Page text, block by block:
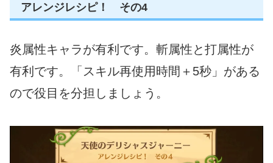
アレンジレシピ！ その4
炎属性キャラが有利です。斬属性と打属性が
有利です。「スキル再使用時間＋5秒」がある
ので役目を分担しましょう。